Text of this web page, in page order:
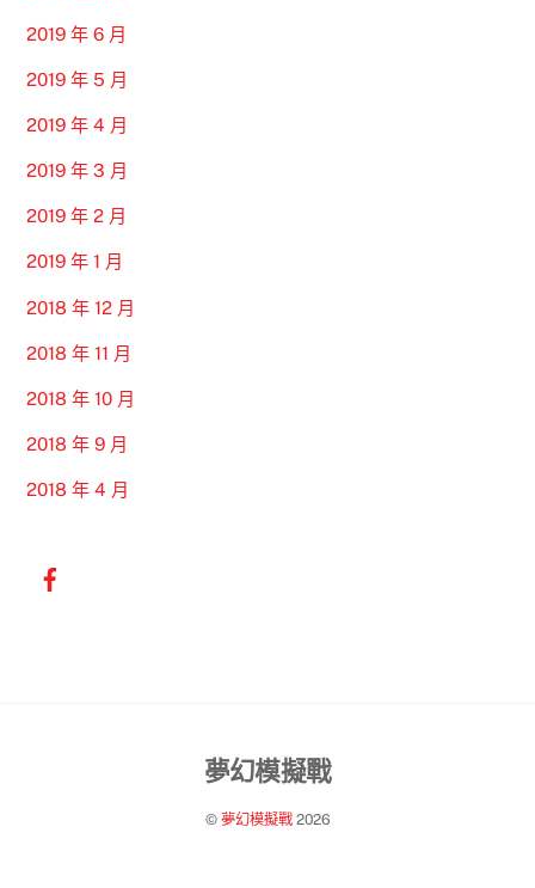
2019 年 6 月
2019 年 5 月
2019 年 4 月
2019 年 3 月
2019 年 2 月
2019 年 1 月
2018 年 12 月
2018 年 11 月
2018 年 10 月
2018 年 9 月
2018 年 4 月
Back
Top
夢幻模擬戰
© 夢幻模擬戰2026